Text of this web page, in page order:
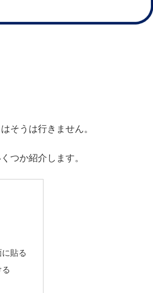
そうは行きません。
つか紹介します。
貼る